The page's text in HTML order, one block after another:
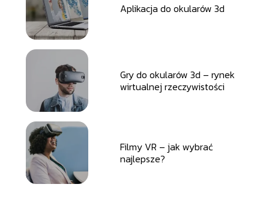
Aplikacja do okularów 3d
Gry do okularów 3d – rynek
wirtualnej rzeczywistości
Filmy VR – jak wybrać
najlepsze?